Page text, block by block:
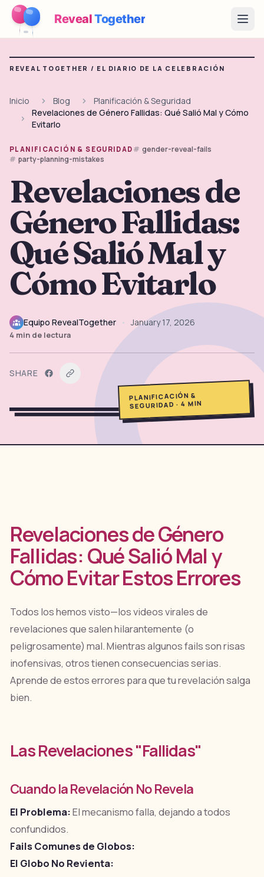
RevealTogether
Cómo Funciona
Juegos
Blog
Planear la fiesta
Juegos, imprimibles e ideas prácticas gratis
Kit imprimible gratis
Herramientas Gratis
→
Iniciar Sesión
Comenzar
FR
REVEAL TOGETHER / EL DIARIO DE LA CELEBRACIÓN
Inicio Blog
Planificación & Seguridad
Revelaciones de Género Fallidas: Qué Salió Mal y Cómo
Evitarlo
PLANIFICACIÓN & SEGURIDAD
gender-reveal-fails
party-planning-mistakes
Revelaciones de
Género Fallidas:
Qué Salió Mal y
Cómo Evitarlo
Equipo RevealTogether • January 17, 2026
4 min de lectura
SHARE
PLANIFICACIÓN &
SEGURIDAD · 4 MIN
Revelaciones de Género
Fallidas: Qué Salió Mal y
Cómo Evitar Estos Errores
Todos los hemos visto—los videos virales de
revelaciones que salen hilarantemente (o
peligrosamente) mal. Mientras algunos fails son risas
inofensivas, otros tienen consecuencias serias.
Aprende de estos errores para que tu revelación salga
bien.
Las Revelaciones "Fallidas"
Cuando la Revelación No Revela
El Problema:El mecanismo falla, dejando a todos
confundidos.
Fails Comunes de Globos:
El Globo No Revienta: